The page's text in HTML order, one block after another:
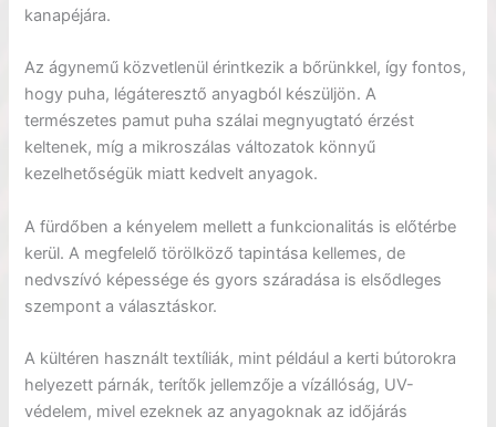
kanapéjára.
Az ágynemű közvetlenül érintkezik a bőrünkkel, így fontos,
hogy puha, légáteresztő anyagból készüljön. A
természetes pamut puha szálai megnyugtató érzést
keltenek, míg a mikroszálas változatok könnyű
kezelhetőségük miatt kedvelt anyagok.
A fürdőben a kényelem mellett a funkcionalitás is előtérbe
kerül. A megfelelő törölköző tapintása kellemes, de
nedvszívó képessége és gyors száradása is elsődleges
szempont a választáskor.
A kültéren használt textíliák, mint például a kerti bútorokra
helyezett párnák, terítők jellemzője a vízállóság, UV-
védelem, mivel ezeknek az anyagoknak az időjárás